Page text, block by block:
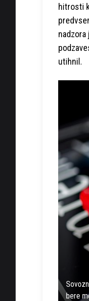
hitrosti
utihnil.
bere